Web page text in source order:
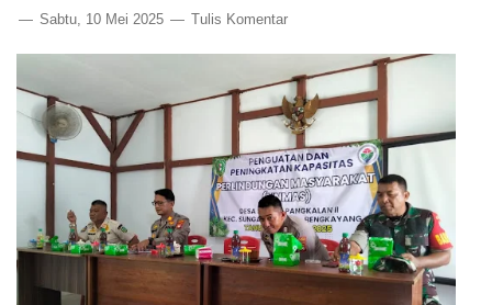
Sabtu, 10 Mei 2025 Tulis Komentar